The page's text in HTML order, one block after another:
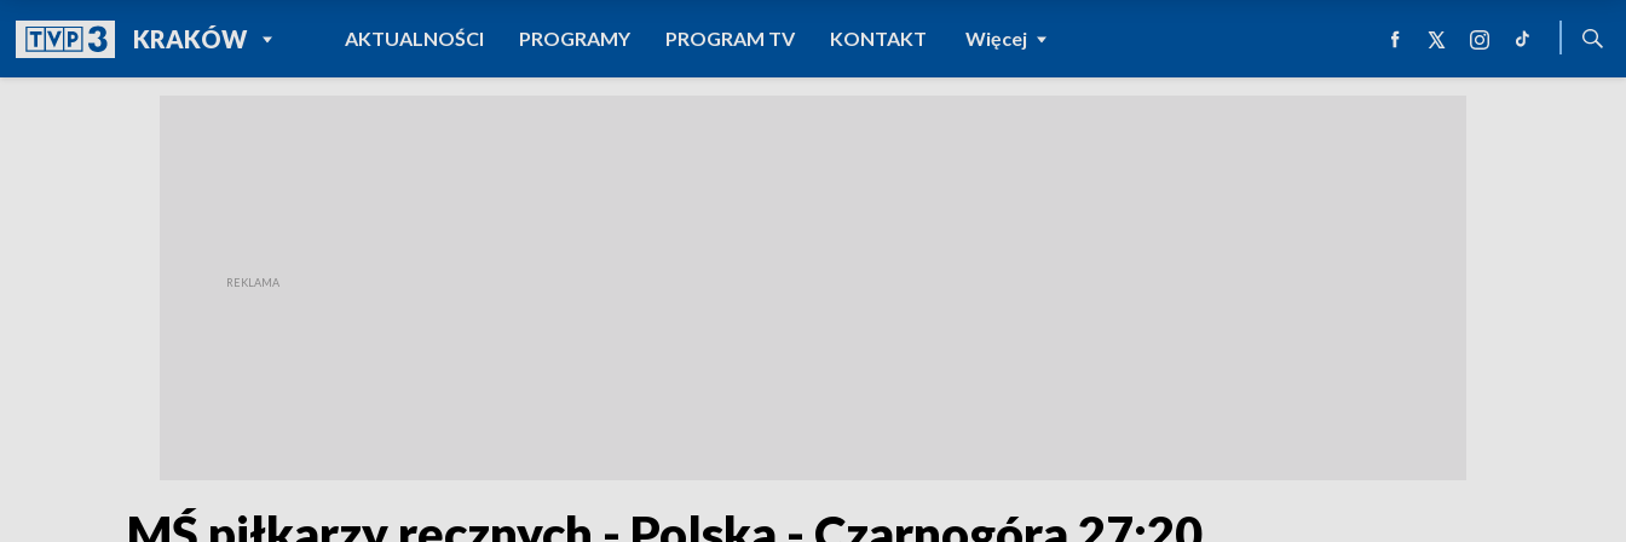
KRAKÓWPOWRÓT DO
TVP REGIONY
AKTUALNOŚCI PROGRAMY PROGRAM TV KONTAKT Więcej